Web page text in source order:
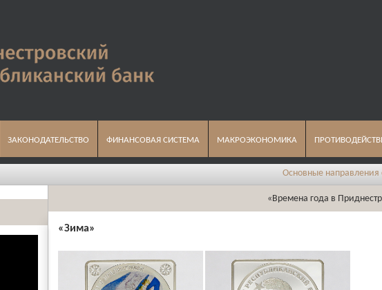
ЗАКОНОДАТЕЛЬСТВО ФИНАНСОВАЯ СИСТЕМА МАКРОЭКОНОМИКА
Основные направления
«Времена года в
«Зима»